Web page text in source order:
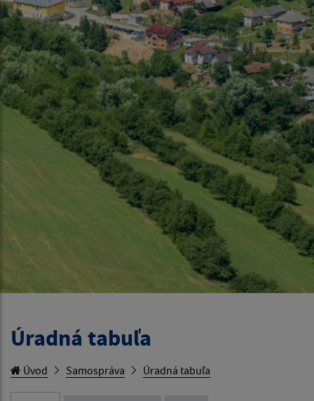
Úradná tabuľa
Úvod Samospráva Úradná tabuľa